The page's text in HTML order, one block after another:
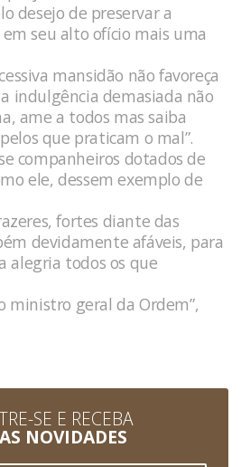
desejo de preservar a
seu alto ofício mais uma
mansidão não favoreça
indulgência demasiada não
ame a todos mas saiba
que praticam o mal”.
companheiros dotados de
ele, dessem exemplo de
fortes diante das
devidamente afáveis, para
alegria todos os que
ministro geral da Ordem”,
SE E RECEBA
NOVIDADES